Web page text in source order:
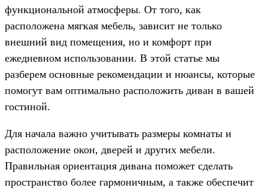
функциональной атмосферы. От того, как
расположена мягкая мебель, зависит не только
внешний вид помещения, но и комфорт при
ежедневном использовании. В этой статье мы
разберем основные рекомендации и нюансы, которые
помогут вам оптимально расположить диван в вашей
гостиной.
Для начала важно учитывать размеры комнаты и
расположение окон, дверей и других мебели.
Правильная ориентация дивана поможет сделать
пространство более гармоничным, а также обеспечит